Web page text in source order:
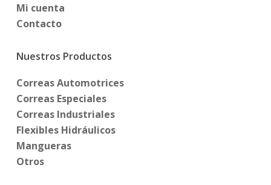
Mi cuenta
Contacto
Nuestros Productos
Correas Automotrices
Correas Especiales
Correas Industriales
Flexibles Hidráulicos
Mangueras
Otros